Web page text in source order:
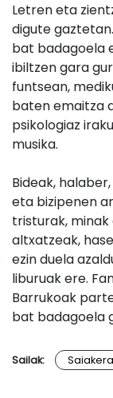
Letren eta
digute
bat badagoela
ibiltzen gara
funtsean,
baten emaitza
psikologiaz
musika.
Bideak,
eta bizipenen
tristurak,
altxatzeak,
ezin duela
liburuak ere.
Barrukoak
bat badagoela
Sailak: Saiakera